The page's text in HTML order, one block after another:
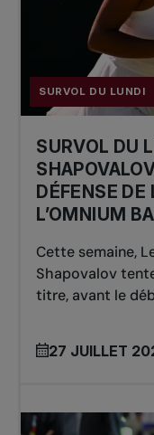
SURVOL DU LUNDI
SURVOL DU
DÉFENSE
L’OMNIUM
Cette semaine,
Shapovalov
titre, avant le
27 JUILLET